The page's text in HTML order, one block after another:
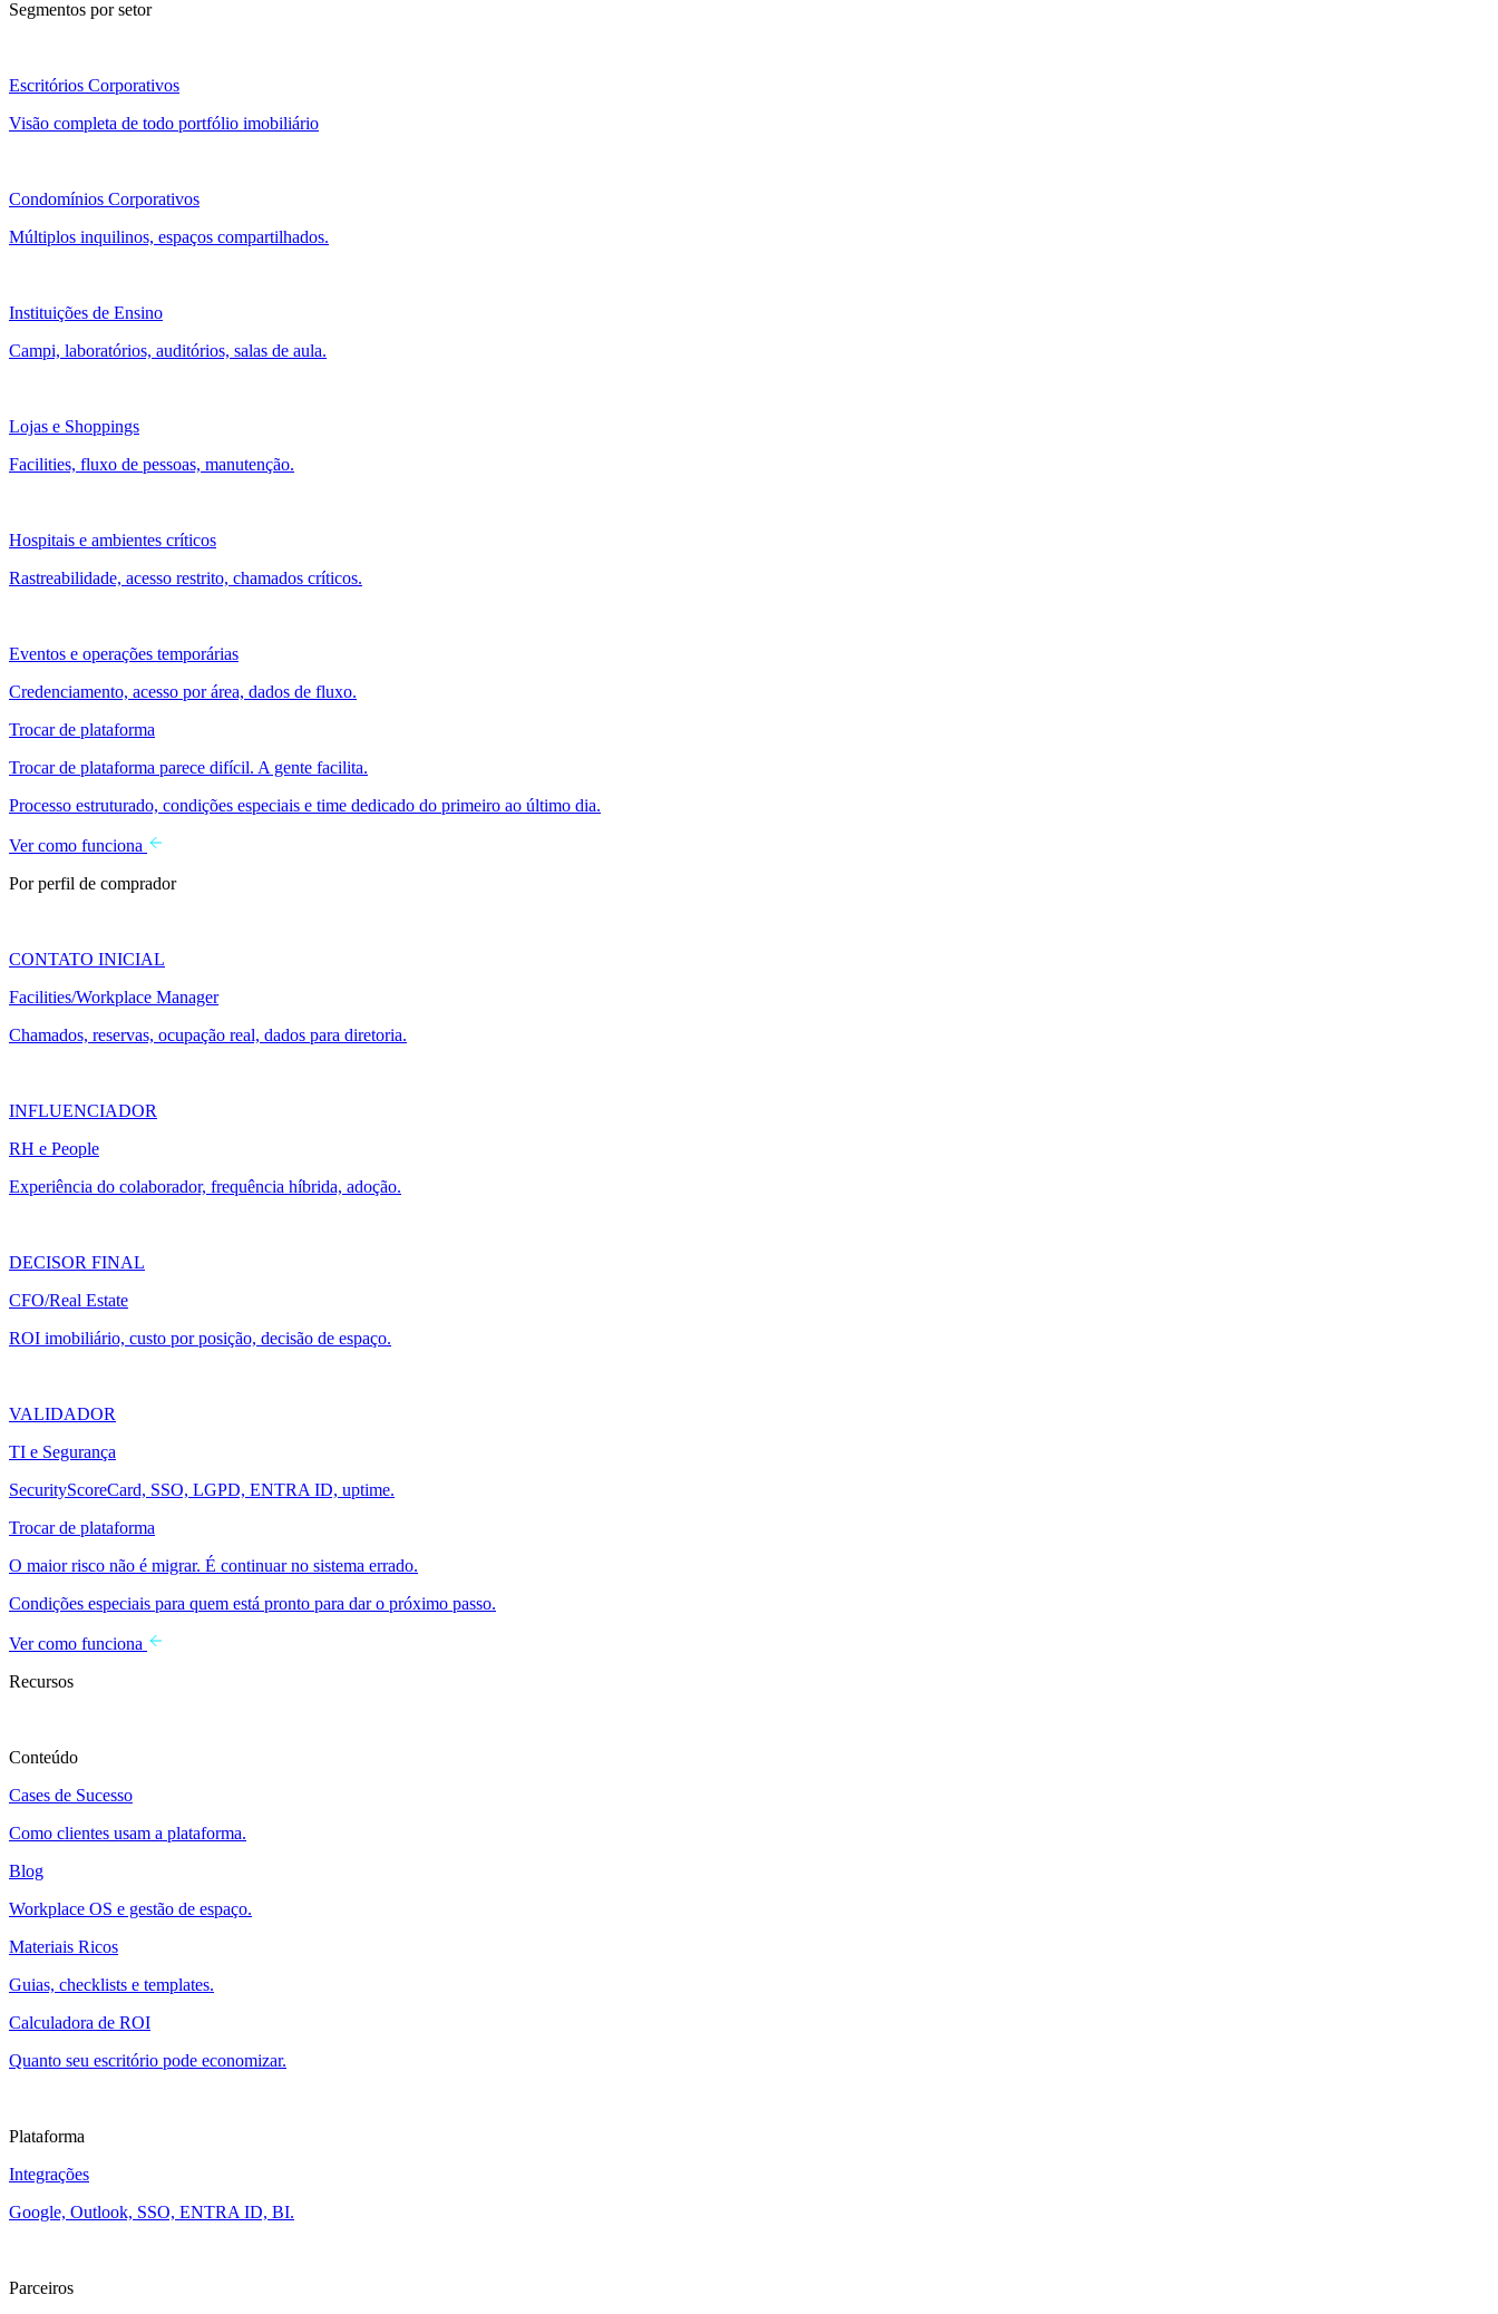
Segmentos por setor
Escritórios Corporativos
Visão completa de todo portfólio imobiliário
Condomínios Corporativos
Múltiplos inquilinos, espaços compartilhados.
Instituições de Ensino
Campi, laboratórios, auditórios, salas de aula.
Lojas e Shoppings
Facilities, fluxo de pessoas, manutenção.
Hospitais e ambientes críticos
Rastreabilidade, acesso restrito, chamados críticos.
Eventos e operações temporárias
Credenciamento, acesso por área, dados de fluxo.
Trocar de plataforma
Trocar de plataforma parece difícil. A gente facilita.
Processo estruturado, condições especiais e time dedicado do primeiro ao último dia.
Ver como funciona
Por perfil de comprador
CONTATO INICIAL
Facilities/Workplace Manager
Chamados, reservas, ocupação real, dados para diretoria.
INFLUENCIADOR
RH e People
Experiência do colaborador, frequência híbrida, adoção.
DECISOR FINAL
CFO/Real Estate
ROI imobiliário, custo por posição, decisão de espaço.
VALIDADOR
TI e Segurança
SecurityScoreCard, SSO, LGPD, ENTRA ID, uptime.
Trocar de plataforma
O maior risco não é migrar. É continuar no sistema errado.
Condições especiais para quem está pronto para dar o próximo passo.
Ver como funciona
Recursos
Conteúdo
Cases de Sucesso
Como clientes usam a plataforma.
Blog
Workplace OS e gestão de espaço.
Materiais Ricos
Guias, checklists e templates.
Calculadora de ROI
Quanto seu escritório pode economizar.
Plataforma
Integrações
Google, Outlook, SSO, ENTRA ID, BI.
Parceiros